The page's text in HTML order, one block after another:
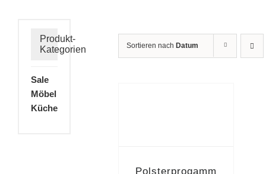
Sortieren nach Datum
Polsterprogamm
Produkt-
Kategorien
Sale
Möbel
Küche